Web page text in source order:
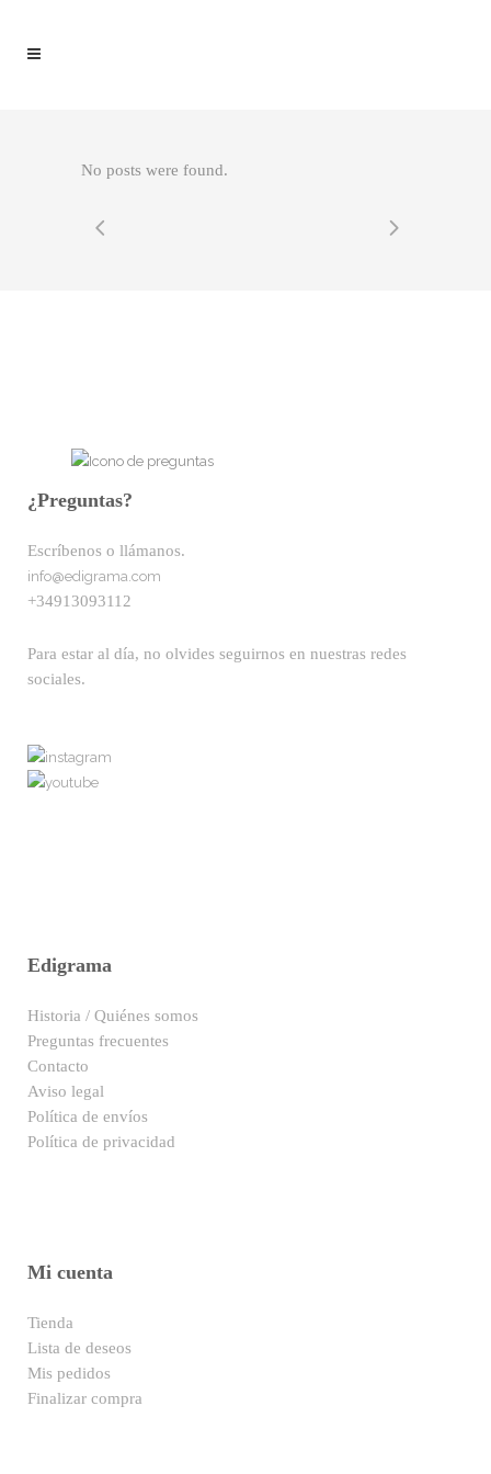
No posts were found.
¿Preguntas?
Escríbenos o llámanos.
info@edigrama.com
+34913093112
Para estar al día, no olvides seguirnos en nuestras redes
sociales.
Edigrama
Historia / Quiénes somos
Preguntas frecuentes
Contacto
Aviso legal
Política de envíos
Política de privacidad
Mi cuenta
Tienda
Lista de deseos
Mis pedidos
Finalizar compra